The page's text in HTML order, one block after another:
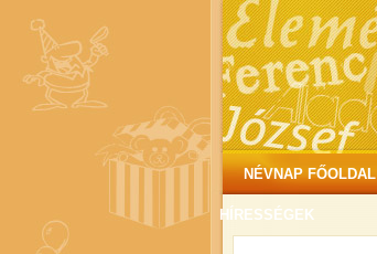
NÉVNAP FŐOLDAL
HÍRESSÉGEK